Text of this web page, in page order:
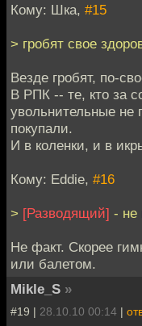
Кому: Шка, #15
> гробят свое
Везде гробят, по-
В РПК -- те, кто за
увольнительные не
покупали.
И в коленки, и в
Кому: Eddie, #16
> [Разводящий] - не
Не факт. Скорее
или балетом.
Mikle_S »
#19 | 28.10.10 00:14 |